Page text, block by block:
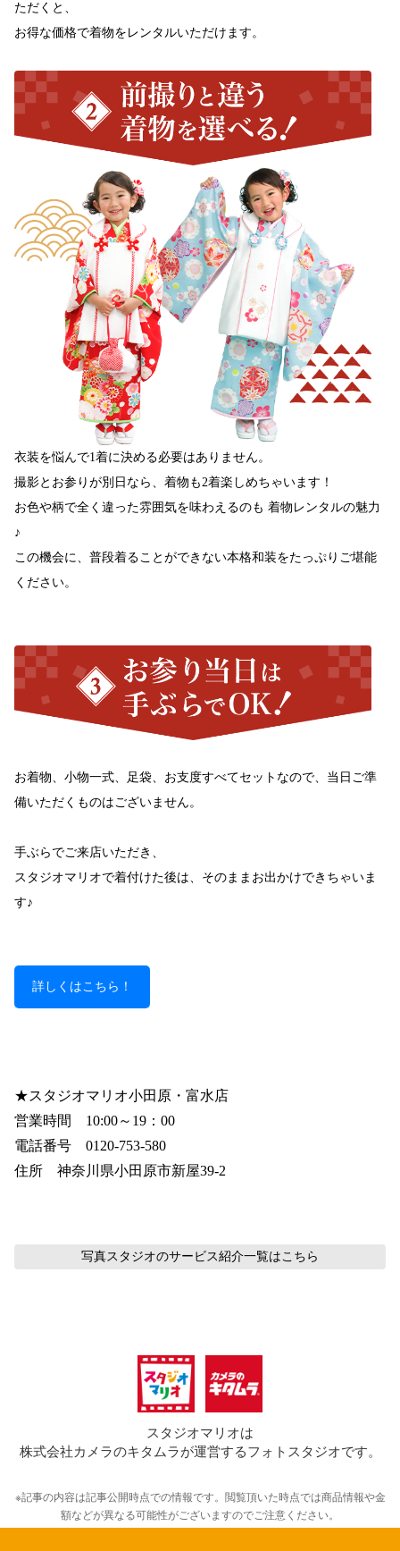
ただくと、
お得な価格で着物をレンタルいただけます。
衣装を悩んで1着に決める必要はありません。
撮影とお参りが別日なら、着物も2着楽しめちゃいます！
お色や柄で全く違った雰囲気を味わえるのも 着物レンタルの魅力
♪
この機会に、普段着ることができない本格和装をたっぷりご堪能
ください。
お着物、小物一式、足袋、お支度すべてセットなので、当日ご準
備いただくものはございません。
手ぶらでご来店いただき、
スタジオマリオで着付けた後は、そのままお出かけできちゃいま
す♪
詳しくはこちら！
★スタジオマリオ小田原・富水店
営業時間　10:00～19：00
電話番号　0120-753-580
住所　神奈川県小田原市新屋39-2
写真スタジオのサービス紹介一覧はこちら
スタジオマリオは
株式会社カメラのキタムラが運営するフォトスタジオです。
※記事の内容は記事公開時点での情報です。閲覧頂いた時点では商品情報や金
額などが異なる可能性がございますのでご注意ください。